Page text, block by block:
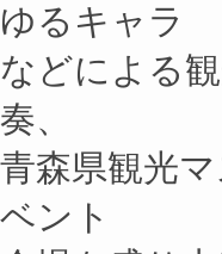
ゆるキャラ
などによる
奏、
青森県観光
ベント